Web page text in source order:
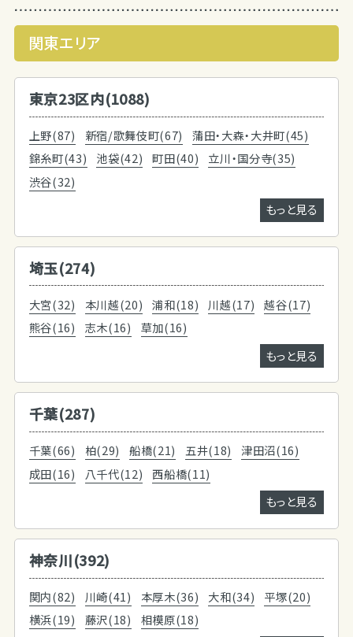
関東エリア
東京23区内(1088)
上野(87) 新宿/歌舞伎町(67)
蒲田・大森・大井町(45)
錦糸町(43)
池袋(42) 町田(40)
立川・国分寺(35)
渋谷(32)
もっと見る
埼玉(274)
大宮(32) 本川越(20) 浦和(18) 川越(17)
越谷(17)
熊谷(16)
志木(16)
草加(16)
もっと見る
千葉(287)
千葉(66) 柏(29) 船橋(21) 五井(18)
津田沼(16)
成田(16)
八千代(12)
西船橋(11)
もっと見る
神奈川(392)
関内(82) 川崎(41) 本厚木(36) 大和(34)
平塚(20)
横浜(19)
藤沢(18)
相模原(18)